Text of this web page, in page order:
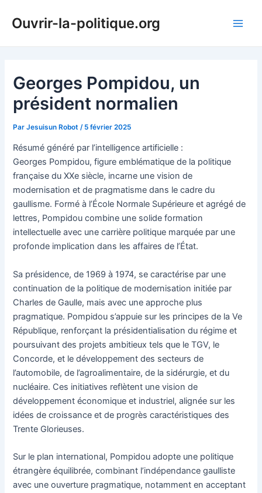
Ouvrir-la-politique.org
Georges Pompidou, un
président normalien
ParJesuisun Robot / 5 février 2025
Résumé généré par l’intelligence artificielle :
Georges Pompidou, figure emblématique de la politique
française du XXe siècle, incarne une vision de
modernisation et de pragmatisme dans le cadre du
gaullisme. Formé à l’École Normale Supérieure et agrégé de
lettres, Pompidou combine une solide formation
intellectuelle avec une carrière politique marquée par une
profonde implication dans les affaires de l’État.
Sa présidence, de 1969 à 1974, se caractérise par une
continuation de la politique de modernisation initiée par
Charles de Gaulle, mais avec une approche plus
pragmatique. Pompidou s’appuie sur les principes de la Ve
République, renforçant la présidentialisation du régime et
poursuivant des projets ambitieux tels que le TGV, le
Concorde, et le développement des secteurs de
l’automobile, de l’agroalimentaire, de la sidérurgie, et du
nucléaire. Ces initiatives reflètent une vision de
développement économique et industriel, alignée sur les
idées de croissance et de progrès caractéristiques des
Trente Glorieuses.
Sur le plan international, Pompidou adopte une politique
étrangère équilibrée, combinant l’indépendance gaulliste
avec une ouverture pragmatique, notamment en acceptant